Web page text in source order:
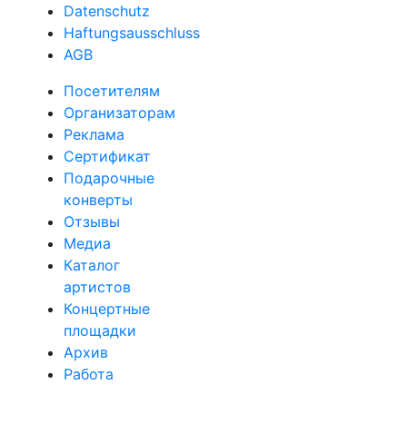
Datenschutz
Haftungsausschluss
AGB
Посетителям
Организаторам
Реклама
Сертификат
Подарочные
конверты
Отзывы
Медиа
Каталог
артистов
Концертные
площадки
Архив
Работа